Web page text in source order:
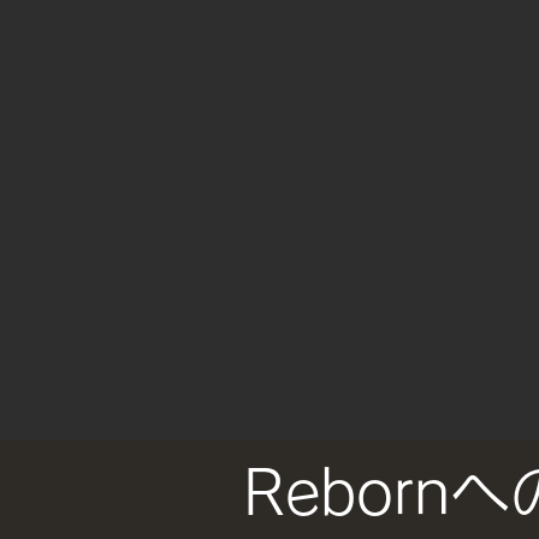
Rebornへ